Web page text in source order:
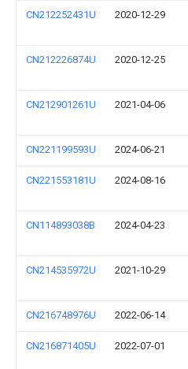
CN212252431U 2020-12-29
CN212226874U 2020-12-25
CN212901261U 2021-04-06
CN221199593U 2024-06-21
CN221553181U 2024-08-16
CN114893038B 2024-04-23
CN214535972U 2021-10-29
CN216748976U 2022-06-14
CN216871405U 2022-07-01